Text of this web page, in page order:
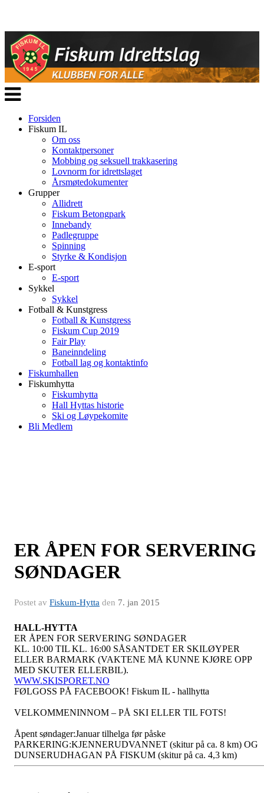
Veksle
navigasjon
Forsiden
Fiskum IL
Om oss
Kontaktpersoner
Mobbing og seksuell trakkasering
Lovnorm for idrettslaget
Årsmøtedokumenter
Grupper
Allidrett
Fiskum Betongpark
Innebandy
Padlegruppe
Spinning
Styrke & Kondisjon
E-sport
E-sport
Sykkel
Sykkel
Fotball & Kunstgress
Fotball & Kunstgress
Fiskum Cup 2019
Fair Play
Baneinndeling
Fotball lag og kontaktinfo
Fiskumhallen
Fiskumhytta
Fiskumhytta
Hall Hyttas historie
Ski og Løypekomite
Bli Medlem
ER ÅPEN FOR SERVERING
SØNDAGER
Postet av Fiskum-Hytta den 7. jan 2015
HALL-HYTTA
ER ÅPEN FOR SERVERING SØNDAGER
KL. 10:00 TIL KL. 16:00 SÅSANTDET ER SKILØYPER
ELLER BARMARK (VAKTENE MÅ KUNNE KJØRE OPP
MED SKUTER ELLERBIL).
WWW.SKISPORET.NO
FØLGOSS PÅ FACEBOOK! Fiskum IL - hallhytta
VELKOMMENINNOM – PÅ SKI ELLER TIL FOTS!
Åpent søndager:Januar tilhelga før påske
PARKERING:KJENNERUDVANNET (skitur på ca. 8 km) OG
DUNSERUDHAGAN PÅ FISKUM (skitur på ca. 4,3 km)